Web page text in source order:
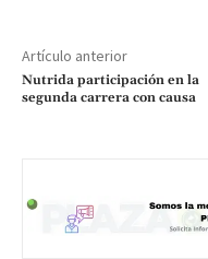
Artículo anterior
Nutrida participación en la
segunda carrera con causa